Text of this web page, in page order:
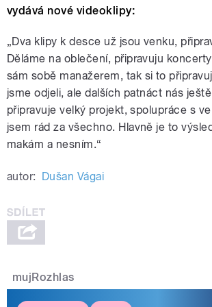
vydává nové videoklipy:
„Dva klipy k desce už jsou venku,
Děláme na oblečení, připravuju
sám sobě manažerem, tak si to
jsme odjeli, ale dalších patnáct nás
připravuje velký projekt, spolupráce s
jsem rád za všechno. Hlavně je to
makám a nesním.“
autor: Dušan Vágai
mujRozhlas